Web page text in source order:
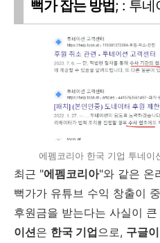
뻑가 잡는 방법; : 투네
에펨코리아 한국 기업 투네이
최근 "에펨코리아"와 같은 온
뻑가가 유튜브 수익 창출이
후원금을 받는다는 사실이
이션은 한국 기업으로, 구글